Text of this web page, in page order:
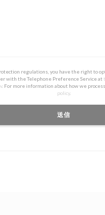
regulations, you have the right to
with the Telephone Preference Service at
. For more information about how we
policy.